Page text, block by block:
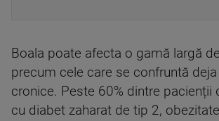
Boala poate afecta o gamă largă
precum cele care se confruntă
cronice. Peste 60% dintre pacienții
cu diabet zaharat de tip 2,